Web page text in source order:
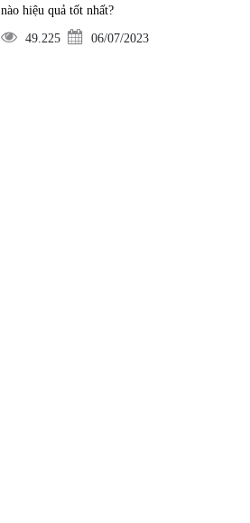
nào hiệu quả tốt nhất?
49.225 06/07/2023